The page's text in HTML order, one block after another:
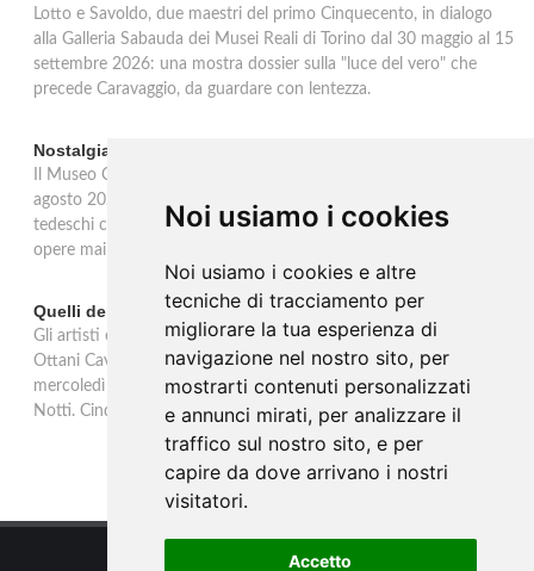
Noi usiamo i cookies
Noi usiamo i cookies e altre
tecniche di tracciamento per
migliorare la tua esperienza di
navigazione nel nostro sito, per
mostrarti contenuti personalizzati
e annunci mirati, per analizzare il
traffico sul nostro sito, e per
capire da dove arrivano i nostri
visitatori.
Accetto
Lotto e Savoldo, due maestri del primo Cinquecento, in dialogo
alla Galleria Sabauda dei Musei Reali di Torino dal 30 maggio al 15
settembre 2026: una mostra dossier sulla "luce del vero" che
precede Caravaggio, da guardare con lentezza.
Nostalgia del sud: artisti tedeschi in Italia ad Ascona
Il Museo Castello San Materno di Ascona ospita dal 26 aprile al 26
agosto 2026 Nostalgia del sud, mostra dedicata agli artisti
tedeschi che tra il 1865 e il 1915 hanno scelto l'Italia. Quaranta
opere mai esposte da una collezione privata tedesca.
Quelli della notte: Anna Ottani Cavina alla GAM di Torino
Gli artisti e la fascinazione del buio, del sogno, dell'inconscio. Anna
Ottani Cavina protagonista dell'incontro alla GAM di Torino
mercoledì 18 febbraio 2026. Un approfondimento sulla mostra
Notti. Cinque secoli di stelle, sogni, pleniluni.